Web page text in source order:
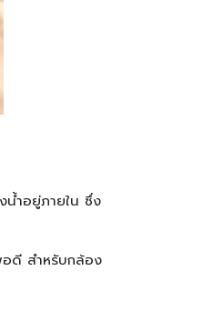
น้ำอยู่ภายใน ซึ่ง
อดี สำหรับกล้อง